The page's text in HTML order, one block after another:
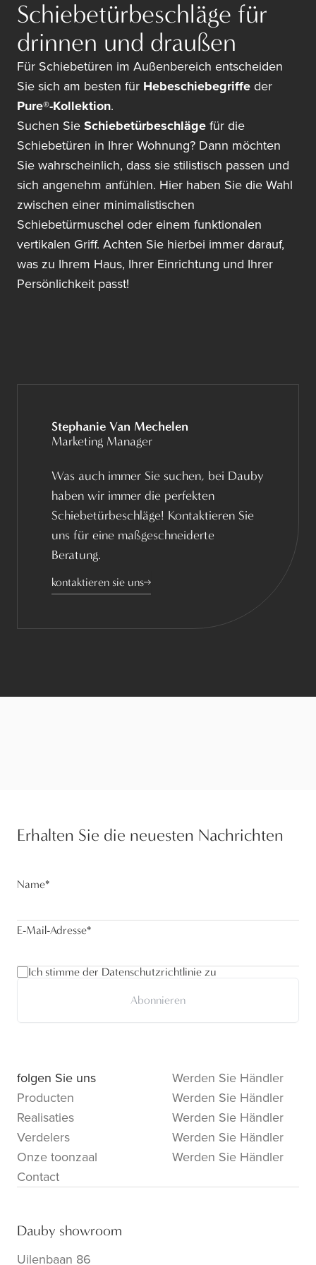
Schiebetürbeschläge für
drinnen und draußen
Für Schiebetüren im Außenbereich entscheiden
Sie sich am besten für Hebeschiebegriffeder
Pure®-Kollektion.
Suchen SieSchiebetürbeschlägefür die
Schiebetüren in Ihrer Wohnung? Dann möchten
Sie wahrscheinlich, dass sie stilistisch passen und
sich angenehm anfühlen. Hier haben Sie die Wahl
zwischen einer minimalistischen
Schiebetürmuschel oder einem funktionalen
vertikalen Griff. Achten Sie hierbei immer darauf,
was zu Ihrem Haus, Ihrer Einrichtung und Ihrer
Persönlichkeit passt!
Stephanie Van Mechelen
Marketing Manager
Was auch immer Sie suchen, bei Dauby
haben wir immer die perfekten
Schiebetürbeschläge! Kontaktieren Sie
uns für eine maßgeschneiderte
Beratung.
kontaktieren sie uns
Erhalten Sie die neuesten Nachrichten
Name*
E-Mail-Adresse*
Ich stimme der Datenschutzrichtlinie zu
Abonnieren
folgen Sie uns
Producten
Realisaties
Verdelers
Onze toonzaal
Contact
Werden Sie Händler
Werden Sie Händler
Werden Sie Händler
Werden Sie Händler
Werden Sie Händler
Dauby showroom
Uilenbaan 86